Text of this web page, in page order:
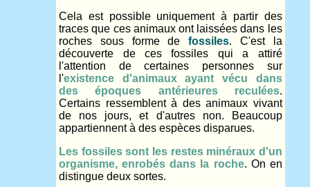
Cela est possible uniquement à partir des
traces que ces animaux ont laissées dans les
roches sous forme defossiles. C'est la
découverte de ces fossiles qui a attiré
l'attention de certaines personnes sur
l'existence d'animaux ayant vécu dans
des époques antérieures reculées.
Certains ressemblent à des animaux vivant
de nos jours, et d'autres non. Beaucoup
appartiennent à des espèces disparues.
Les fossiles sont les restes minéraux d'un
organisme, enrobés dans la roche. On en
distingue deux sortes.